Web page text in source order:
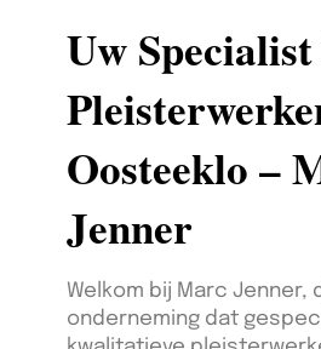
Uw
Oosteeklo –
Jenner
Welkom bij Marc Jenner,
onderneming dat